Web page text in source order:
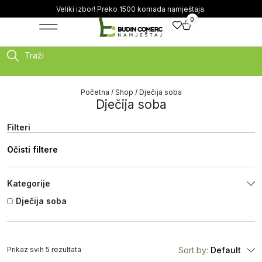
Veliki izbor! Preko 1500 komada namještaja.
0
Traži
Početna / Shop / Dječija soba
Dječija soba
Filteri
Očisti filtere
Kategorije
Dječija soba
Sort by: Default
Prikaz svih 5 rezultata